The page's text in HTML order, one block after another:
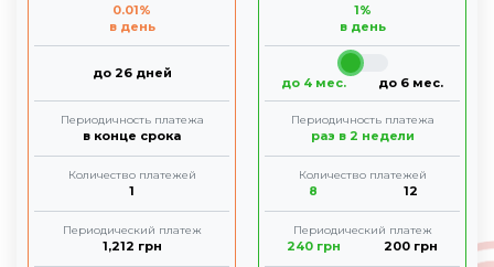
0.01%
в день
до 26 дней
Периодичность платежа
в конце срока
Количество платежей
1
Периодический платеж
1,212 грн
1%
в день
до 4 мес. до 6 мес.
Периодичность платежа
раз в 2 недели
Количество платежей
8 12
Периодический платеж
240грн 200 грн